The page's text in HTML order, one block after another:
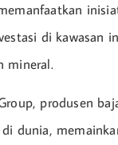
di kawasan
mineral.
produsen
dunia,